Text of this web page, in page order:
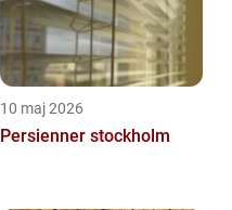
10 maj 2026
Persienner stockholm